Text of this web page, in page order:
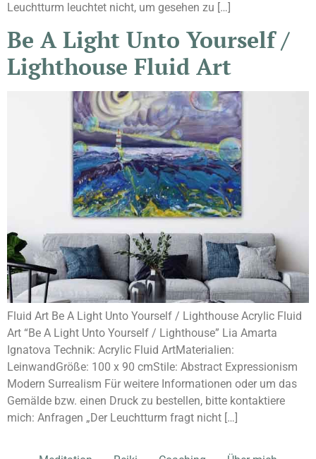
Leuchtturm leuchtet nicht, um gesehen zu […]
Be A Light Unto Yourself /
Lighthouse Fluid Art
Fluid Art Be A Light Unto Yourself / Lighthouse Acrylic Fluid
Art “Be A Light Unto Yourself / Lighthouse” Lia Amarta
Ignatova Technik: Acrylic Fluid ArtMaterialien:
LeinwandGröße: 100 x 90 cmStile: Abstract Expressionism
Modern Surrealism Für weitere Informationen oder um das
Gemälde bzw. einen Druck zu bestellen, bitte kontaktiere
mich: Anfragen „Der Leuchtturm fragt nicht […]